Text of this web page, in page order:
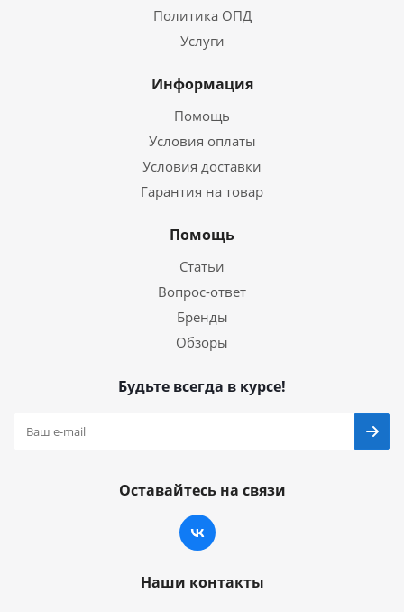
Политика ОПД
Услуги
Информация
Помощь
Условия оплаты
Условия доставки
Гарантия на товар
Помощь
Статьи
Вопрос-ответ
Бренды
Обзоры
Будьте всегда в курсе!
Оставайтесь на связи
Наши контакты